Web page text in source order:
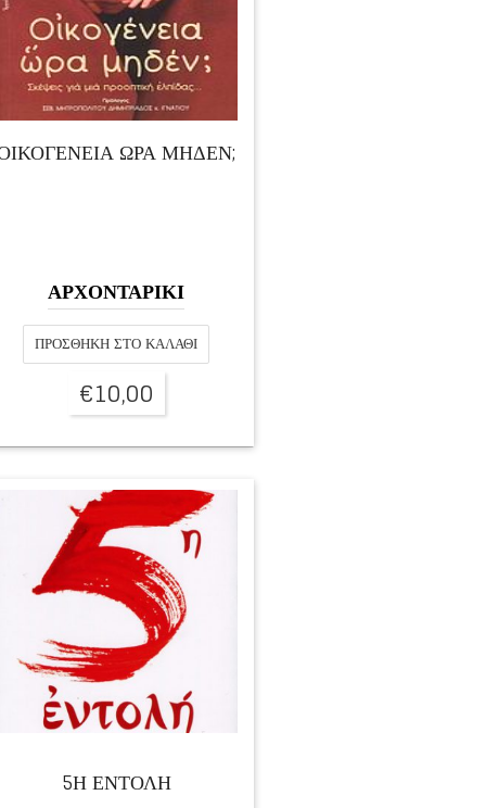
ΩΡΑ ΜΗΔΕΝ;
ΑΡΧΟΝΤΑΡΙΚΙ
ΠΡΟΣΘΉΚΗ ΣΤΟ ΚΑΛΆΘΙ
€10,00
5Η ΕΝΤΟΛΗ